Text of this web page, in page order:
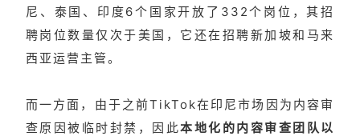
尼、泰国、印度6个国家开放了332个岗位，其招
聘岗位数量仅次于美国，它还在招聘新加坡和马来
西亚运营主管。
而一方面，由于之前TikTok在印尼市场因为内容审
查原因被临时封禁，因此本地化的内容审查团队以